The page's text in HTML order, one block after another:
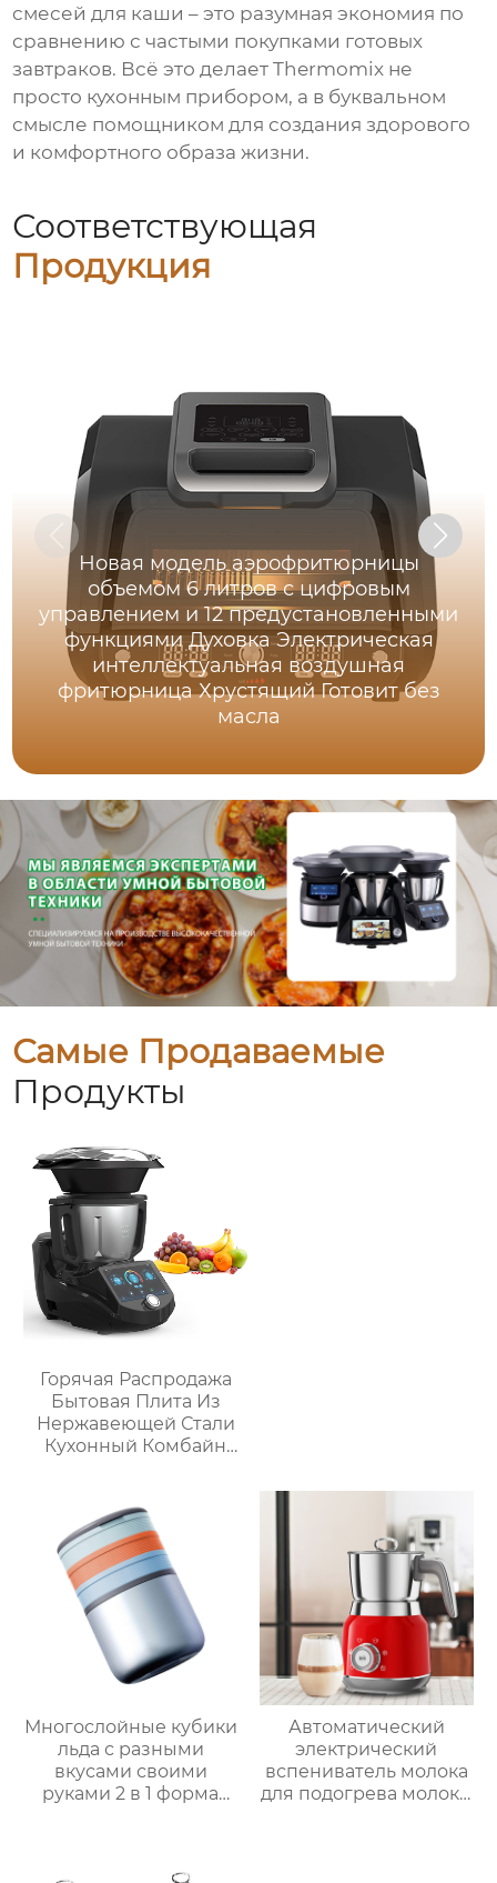
смесей для каши – это разумная экономия по
сравнению с частыми покупками готовых
завтраков. Всё это делает Thermomix не
просто кухонным прибором, а в буквальном
смысле помощником для создания здорового
и комфортного образа жизни.
Соответствующая
Продукция
Новая модель аэрофритюрницы
объемом 6 литров с цифровым
управлением и 12 предустановленными
функциями Духовка Электрическая
интеллектуальная воздушная
фритюрница Хрустящий Готовит без
масла
Самые Продаваемые
Продукты
Горячая Распродажа
Бытовая Плита Из
Нержавеющей Стали
Кухонный Комбайн
Робот De Cocina
Многослойные кубики
льда с разными
вкусами своими
руками 2 в 1 форма
Автоматический
электрический
вспениватель молока
для подогрева молока,